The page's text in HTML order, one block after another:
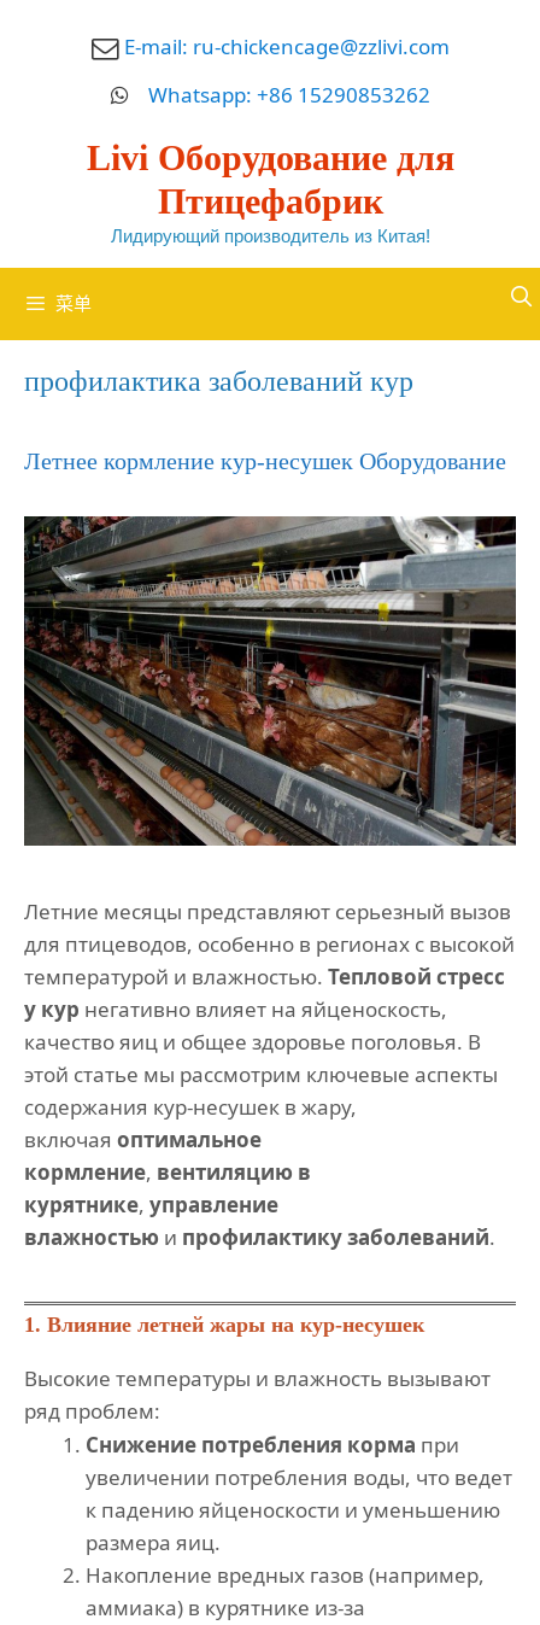
E-mail: ru-chickencage@zzlivi.com
Whatsapp: +86 15290853262
Livi Оборудование для
Птицефабрик
Лидирующий производитель из Китая!
菜单
профилактика заболеваний кур
Летнее кормление кур-несушек Оборудование
Летние месяцы представляют серьезный вызов
для птицеводов, особенно в регионах с высокой
температурой и влажностью. Тепловой стресс
у кур негативно влияет на яйценоскость,
качество яиц и общее здоровье поголовья. В
этой статье мы рассмотрим ключевые аспекты
содержания кур-несушек в жару,
включая оптимальное
кормление, вентиляцию в
курятнике, управление
влажностью и профилактику заболеваний.
1. Влияние летней жары на кур-несушек
Высокие температуры и влажность вызывают
ряд проблем:
Снижение потребления корма при
увеличении потребления воды, что ведет
к падению яйценоскости и уменьшению
размера яиц.
Накопление вредных газов (например,
аммиака) в курятнике из-за